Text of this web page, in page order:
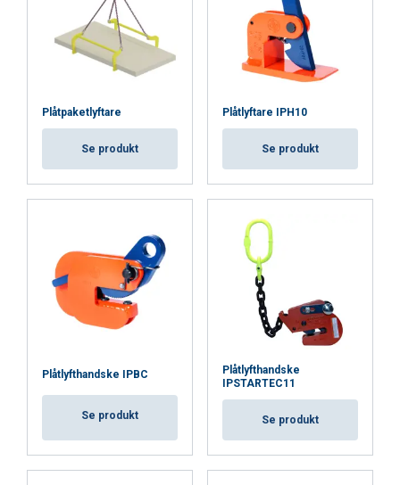
Plåtpaketlyftare
Se produkt
Plåtlyftare IPH10
Se produkt
Plåtlyfthandske IPBC
Se produkt
Plåtlyfthandske
IPSTARTEC11
Se produkt
annan information som du har tillhandahållit
dem eller som de har samlat in från din
användning av deras tjänster.
Integritetspolicy
Strikt
nödvändigt
Prestanda Inriktning
ACCEPTERA ALLA